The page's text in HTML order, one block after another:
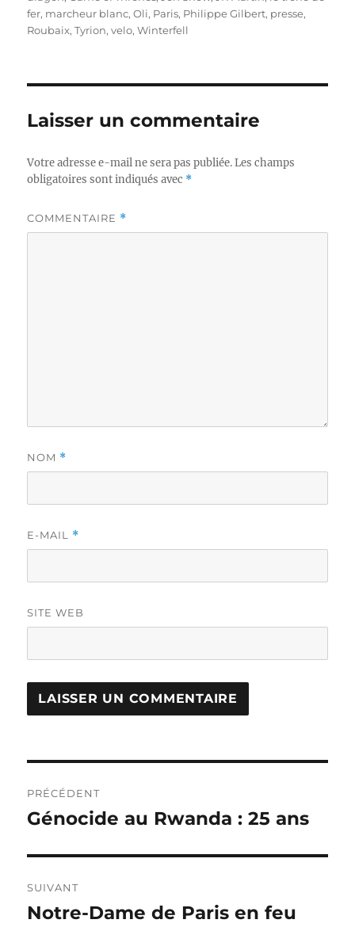
fer, marcheur blanc,Oli, Paris, Philippe Gilbert, presse,
Roubaix,Tyrion,velo,Winterfell
Laisser un commentaire
Votre adresse e-mail ne sera pas publiée. Les champs
obligatoires sont indiqués avec *
COMMENTAIRE *
NOM *
E-MAIL *
SITE WEB
de
PRÉCÉDENT
Publication
Génocide au Rwanda : 25 ans
SUIVANT
Publication
Notre-Dame de Paris en feu